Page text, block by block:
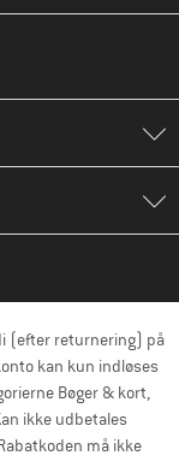
(efter returnering) på
kan kun indløses
Bøger & kort,
ikke udbetales
må ikke